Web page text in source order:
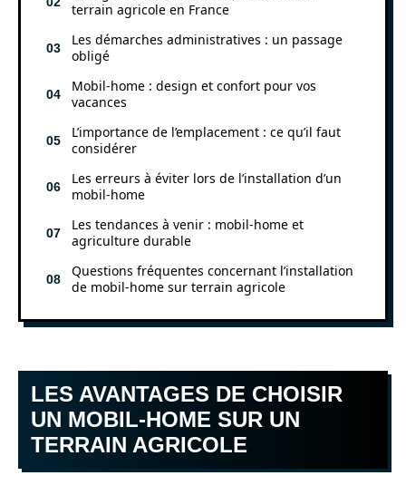
terrain agricole en France
Les démarches administratives : un passage
obligé
Mobil-home : design et confort pour vos
vacances
L’importance de l’emplacement : ce qu’il faut
considérer
Les erreurs à éviter lors de l’installation d’un
mobil-home
Les tendances à venir : mobil-home et
agriculture durable
Questions fréquentes concernant l’installation
de mobil-home sur terrain agricole
LES AVANTAGES DE CHOISIR
UN MOBIL-HOME SUR UN
TERRAIN AGRICOLE